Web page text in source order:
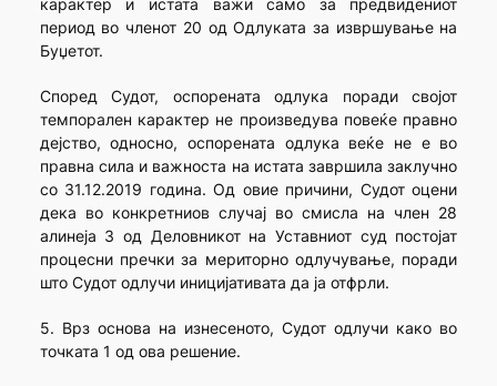
карактер и истата важи само за предвидениот
период во членот 20 од Одлуката за извршување на
Буџетот.
Според Судот, оспорената одлука поради својот
темпорален карактер не произведува повеќе правно
дејство, односно, оспорената одлука веќе не е во
правна сила и важноста на истата завршила заклучно
со 31.12.2019 година. Од овие причини, Судот оцени
дека во конкретниов случај во смисла на член 28
алинеја 3 од Деловникот на Уставниот суд постојат
процесни пречки за мериторно одлучување, поради
што Судот одлучи иницијативата да ја отфрли.
5. Врз основа на изнесеното, Судот одлучи како во
точката 1 од ова решение.